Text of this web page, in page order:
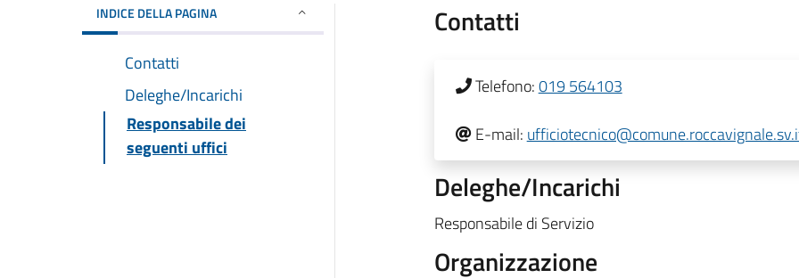
INDICE DELLA PAGINA
Contatti
Deleghe/Incarichi
Responsabile dei
seguenti uffici
Contatti
Telefono:019 564103
E-mail:
Deleghe/Incarichi
Responsabile di Servizio
Organizzazione